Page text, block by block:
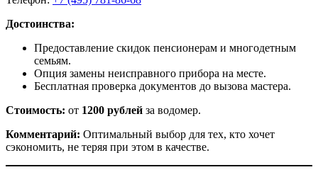
Достоинства:
Предоставление скидок пенсионерам и многодетным
семьям.
Опция замены неисправного прибора на месте.
Бесплатная проверка документов до вызова мастера.
Стоимость: от 1200 рублей за водомер.
Комментарий: Оптимальный выбор для тех, кто хочет
сэкономить, не теряя при этом в качестве.